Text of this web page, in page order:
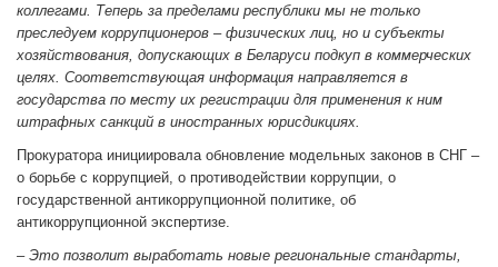
коллегами. Теперь за пределами республики мы не только
преследуем коррупционеров – физических лиц, но и субъекты
хозяйствования, допускающих в Беларуси подкуп в коммерческих
целях. Соответствующая информация направляется в
государства по месту их регистрации для применения к ним
штрафных санкций в иностранных юрисдикциях.
Прокуратора инициировала обновление модельных законов в СНГ –
о борьбе с коррупцией, о противодействии коррупции, о
государственной антикоррупционной политике, об
антикоррупционной экспертизе.
– Это позволит выработать новые региональные стандарты,